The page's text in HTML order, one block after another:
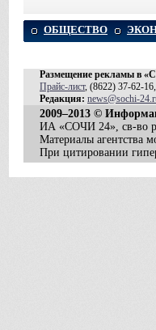
ОБЩЕСТВО
Размещение рекламы в
Прайс-лист, (8622) 37-62-16,
Редакция: news@sochi-
2009–2013 ©
ИА «СОЧИ 24», св-во
Материалы агентства
При цитировании